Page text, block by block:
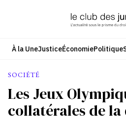
À la UneJusticeÉconomiePolitique
SOCIÉTÉ
Les Jeux
collatérales de